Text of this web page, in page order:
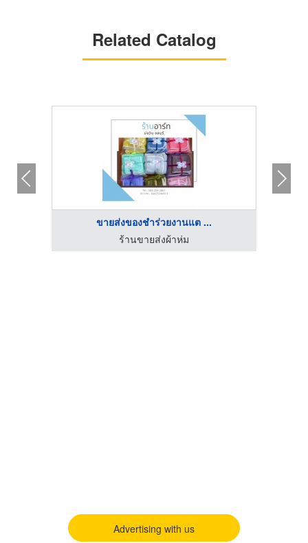
Related Catalog
ขายส่งของชำร่วยงานแต ...
ร้านขายส่งผ้าห่ม
Advertising with us